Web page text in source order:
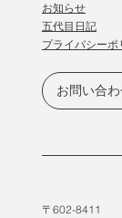
お問い合
〒602-8411
​お知らせ
五代目日記
プライバシーポ